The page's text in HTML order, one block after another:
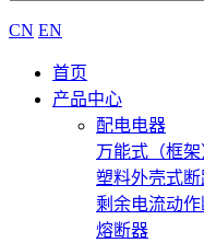
CN EN
首页
产品中心
配电电器
万能式（框
塑料外壳式
剩余电流动
熔断器